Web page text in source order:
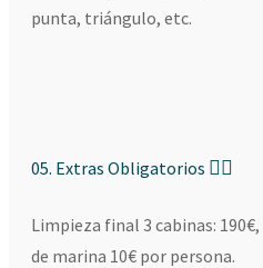
punta, triángulo, etc.
05. Extras Obligatorios
Limpieza final 3 cabinas:
de marina 10€ por persona.